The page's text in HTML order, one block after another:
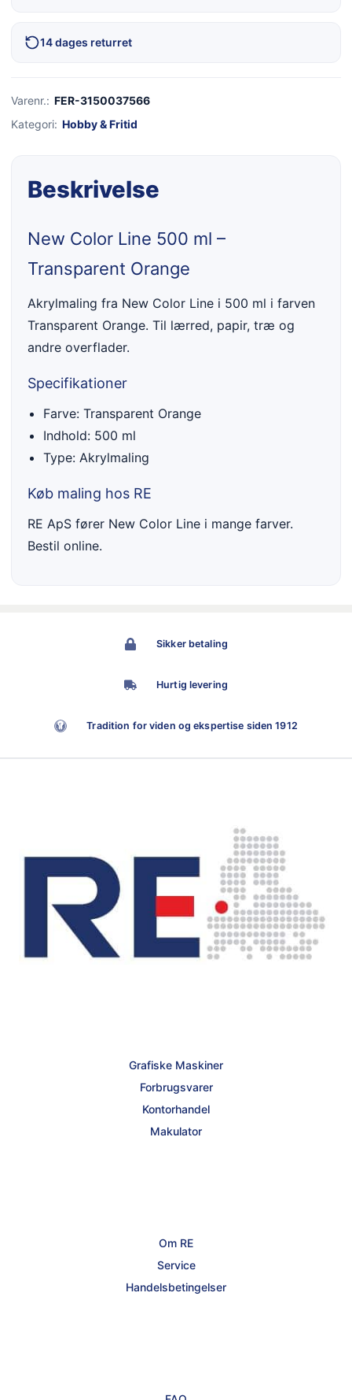
14 dages returret
Varenr.: FER-3150037566
Kategori: Hobby & Fritid
Beskrivelse
New Color Line 500 ml –
Transparent Orange
Akrylmaling fra New Color Line i 500 ml i farven
Transparent Orange. Til lærred, papir, træ og
andre overflader.
Specifikationer
Farve: Transparent Orange
Indhold: 500 ml
Type: Akrylmaling
Køb maling hos RE
RE ApS fører New Color Line i mange farver.
Bestil online.
Sikker betaling
Hurtig levering
Tradition for viden og ekspertise siden 1912
Grafiske Maskiner
Forbrugsvarer
Kontorhandel
Makulator
Om RE
Service
Handelsbetingelser